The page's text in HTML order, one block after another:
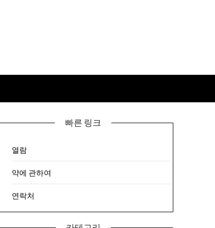
빠른 링크
열람
약에 관하여
연락처